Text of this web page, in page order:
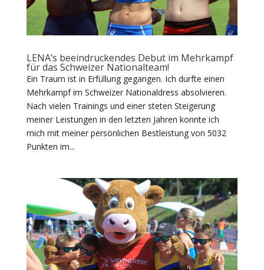
LENA’s beeindruckendes Debut im Mehrkampf
für das Schweizer Nationalteam!
Ein Traum ist in Erfüllung gegangen. Ich durfte einen
Mehrkampf im Schweizer Nationaldress absolvieren.
Nach vielen Trainings und einer steten Steigerung
meiner Leistungen in den letzten Jahren konnte ich
mich mit meiner persönlichen Bestleistung von 5032
Punkten im...